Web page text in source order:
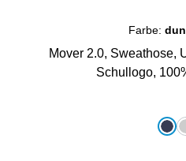
Farbe:
Mover 2.0, Sweathose,
Schullogo,
auswählen